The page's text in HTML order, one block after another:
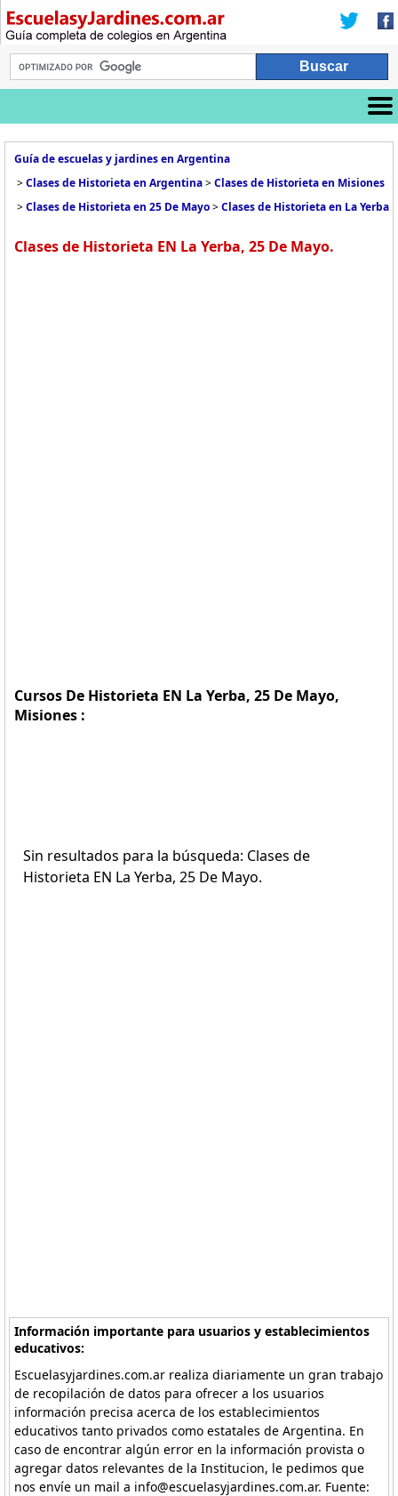
Guía de escuelas y jardines en Argentina
>Clases de Historieta en Argentina>Clases de Historieta en Misiones
>Clases de Historieta en 25 De Mayo>Clases de Historieta en La Yerba
Clases de Historieta EN La Yerba, 25 De Mayo.
Cursos De Historieta EN La Yerba, 25 De Mayo,
Misiones :
Sin resultados para la búsqueda: Clases de
Historieta EN La Yerba, 25 De Mayo.
Información importante para usuarios y establecimientos
educativos:
Escuelasyjardines.com.ar realiza diariamente un gran trabajo
de recopilación de datos para ofrecer a los usuarios
información precisa acerca de los establecimientos
educativos tanto privados como estatales de Argentina. En
caso de encontrar algún error en la información provista o
agregar datos relevantes de la Institucion, le pedimos que
nos envíe un mail a info@escuelasyjardines.com.ar. Fuente: